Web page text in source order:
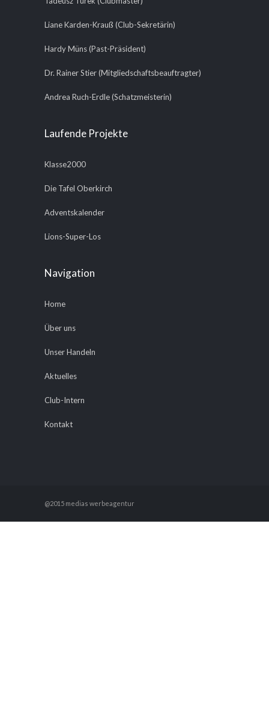
Liane Karden-Krauß (Club-Sekretärin)
Hardy Müns (Past-Präsident)
Dr. Rainer Stier (Mitgliedschaftsbeauftragter)
Andrea Ruch-Erdle (Schatzmeisterin)
Laufende Projekte
Klasse2000
Die Tafel Oberkirch
Adventskalender
Lions-Super-Los
Navigation
Home
Über uns
Unser Handeln
Aktuelles
Club-Intern
Kontakt
@2015 medias werbeagentur